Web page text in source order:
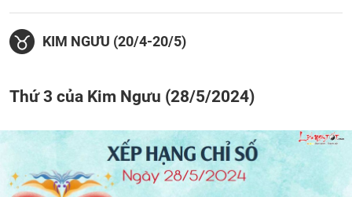
KIM NGƯU (20/4-20/5)
Thứ 3 của Kim Ngưu (28/5/2024)